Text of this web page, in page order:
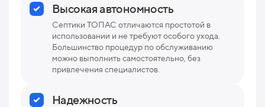
Высокая автономность
Септики ТОПАС отличаются простотой в
использовании и не требуют особого ухода.
Большинство процедур по обслуживанию
можно выполнить самостоятельно, без
привлечения специалистов.
Надежность